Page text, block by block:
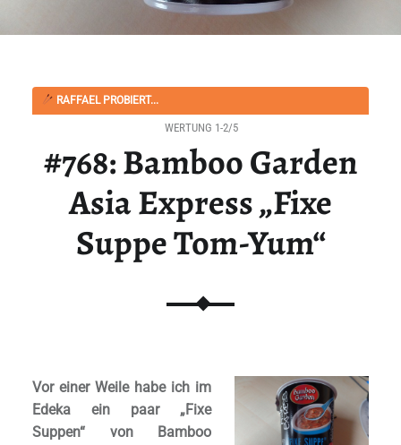
RAFFAEL PROBIERT...
#768: Bamboo Garden
Asia Express „Fixe
Suppe Tom-Yum“
WERTUNG 1-2/5
Vor einer Weile habe ich im
Edeka ein paar „Fixe
Suppen“ von Bamboo